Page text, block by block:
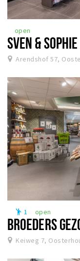
open
SVEN &
Arendshof 57,
emoji_people 1 open
BROEDERS
Keiweg 7,